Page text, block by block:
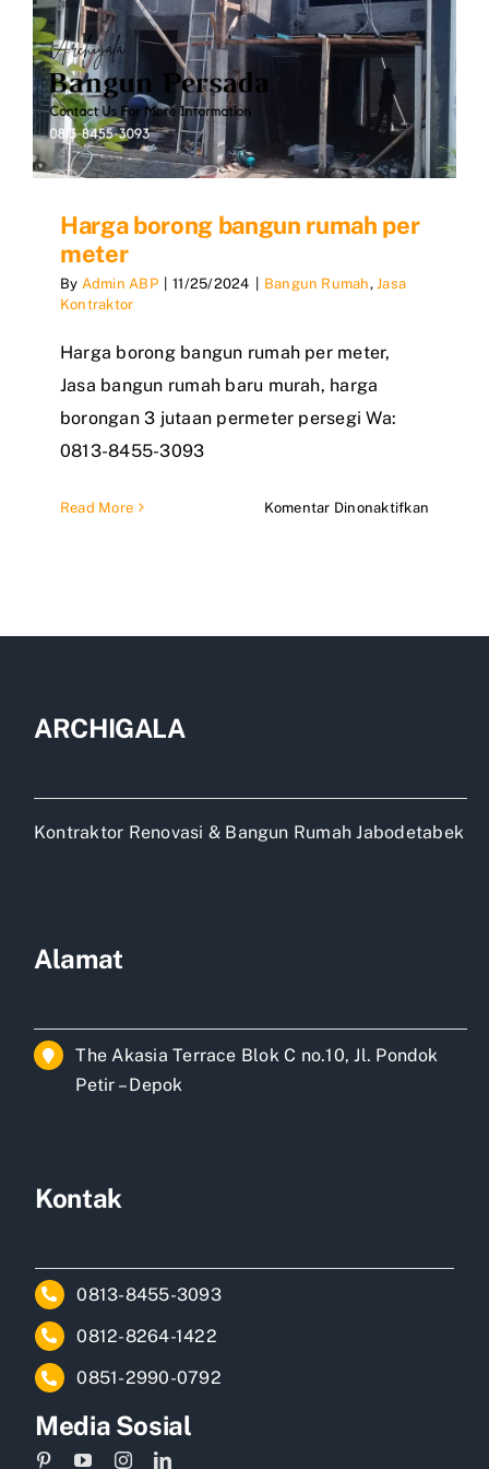
Harga borong bangun rumah per
meter
By Admin ABP | 11/25/2024 | Bangun Rumah, Jasa
Kontraktor
Harga borong bangun rumah per meter,
Jasa bangun rumah baru murah, harga
borongan 3 jutaan permeter persegi Wa:
0813-8455-3093
Read More Komentar Dinonaktifkan
per
ARCHIGALA
Kontraktor Renovasi & Bangun Rumah Jabodetabek
Alamat
The Akasia Terrace Blok C no.10, Jl. Pondok
Petir – Depok
Kontak
0813-8455-3093
0812-8264-1422
0851-2990-0792
Media Sosial